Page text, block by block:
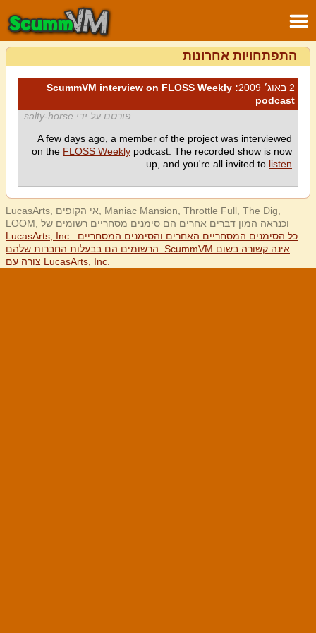
התפתחויות אחרונות
2 באוג׳ 2009
: ScummVM interview on FLOSS Weekly
podcast
פורסם על ידי salty-horse
A few days ago, a member of the project was interviewed
on the FLOSS Weekly podcast. The recorded show is now
up, and you're all invited to listen
LucasArts, אי הקופים, Maniac Mansion, Throttle Full, The Dig,
LOOM, וכנראה המון דברים אחרים הם סימנים מסחריים רשומים של
LucasArts, Inc . כל הסימנים המסחריים האחרים והסימנים המסחריים
הרשומים הם בבעלות החברות שלהם. ScummVM אינה קשורה בשום
צורה עם LucasArts, Inc.